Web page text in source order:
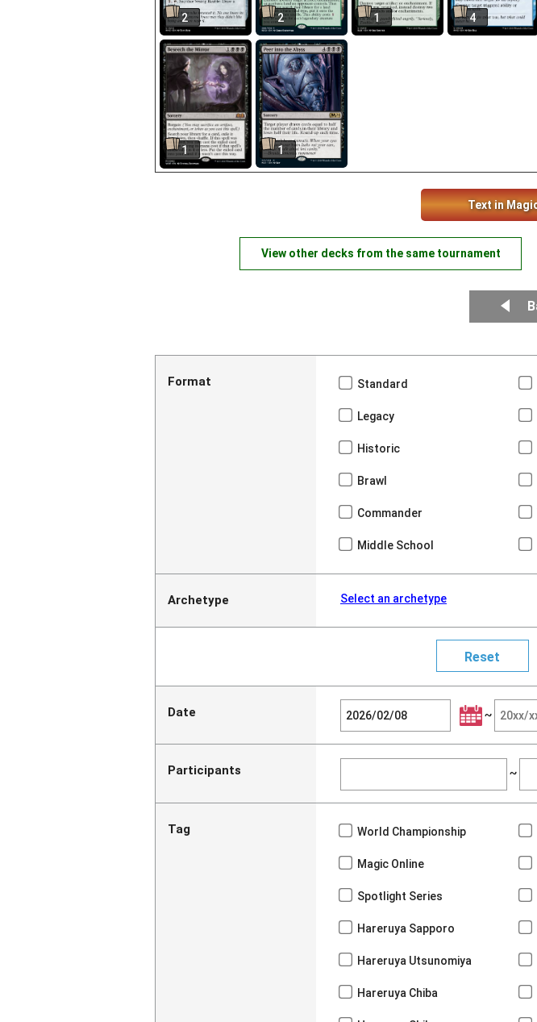
2 2 1 4
1 1
Text in
View other decks from the same tournament
Format Standard
Legacy
Historic
Brawl
Commander
Middle School
Archetype Select an archetype
Date ~
Participants ~
Tag World Championship
Magic Online
Spotlight Series
Hareruya Sapporo
Hareruya Utsunomiya
Hareruya Chiba